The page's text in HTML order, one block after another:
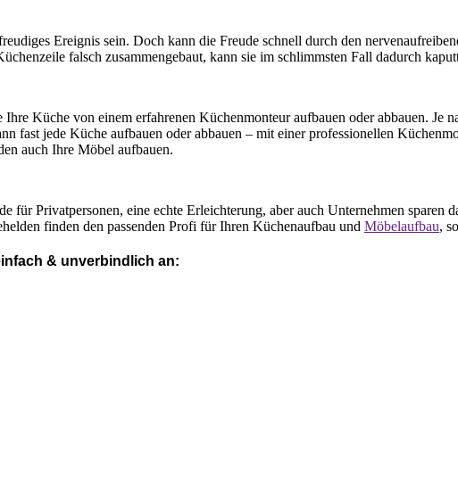
Ereignis sein. Doch kann die Freude schnell durch den
falsch zusammengebaut, kann sie im schlimmsten Fall dadurch
Ihre Küche von einem erfahrenen Küchenmonteur aufbauen oder abbauen.
fast jede Küche aufbauen oder abbauen – mit einer professionellen
auch Ihre Möbel aufbauen.
für Privatpersonen, eine echte Erleichterung, aber auch Unternehmen
finden den passenden Profi für Ihren Küchenaufbau und Möbelaufbau,
& unverbindlich an: